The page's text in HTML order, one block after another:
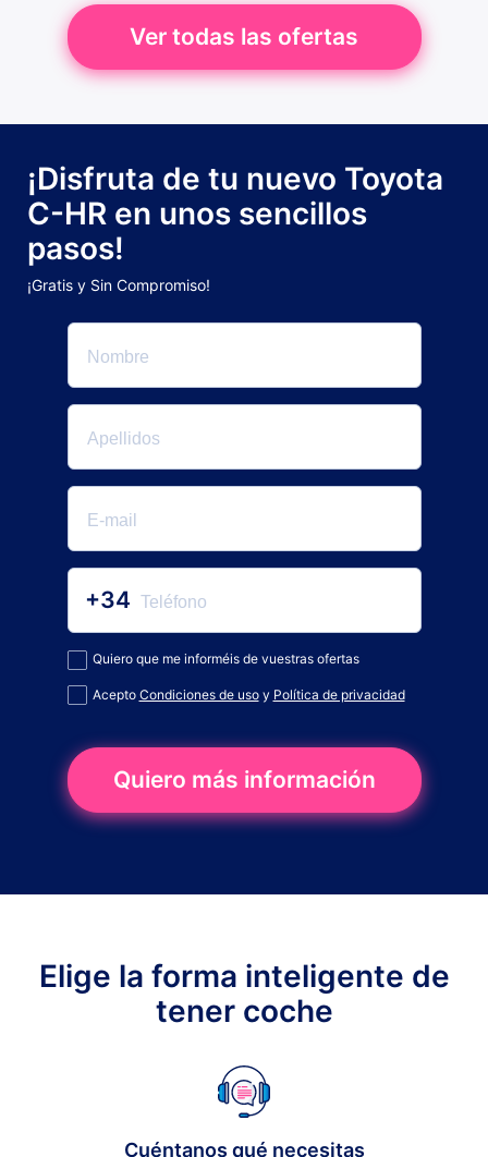
Ver todas las ofertas
¡Disfruta de tu nuevo Toyota
C-HR en unos sencillos
pasos!
¡Gratis y Sin Compromiso!
+34
Quiero que me informéis de vuestras ofertas
Acepto Condiciones de usoy Política de privacidad
Quiero más información
Elige la forma inteligente de
tener coche
Cuéntanos qué necesitas